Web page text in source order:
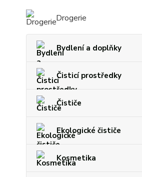
Drogerie
Bydlení a doplňky
Čisticí prostředky
Čističe
Ekologické čističe
Kosmetika